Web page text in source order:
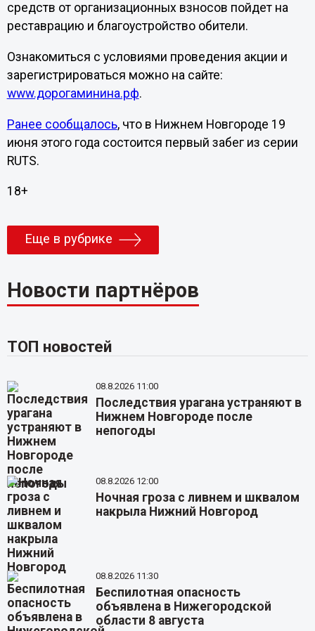
средств от организационных взносов пойдет на
реставрацию и благоустройство обители.
Ознакомиться с условиями проведения акции и
зарегистрироваться можно на сайте:
www.дорогаминина.рф.
Ранее сообщалось, что в Нижнем Новгороде 19
июня этого года состоится первый забег из серии
RUTS.
18+
Еще в рубрике
Новости партнёров
ТОП новостей
08.8.2026 11:00
Последствия урагана устраняют в
Нижнем Новгороде после
непогоды
08.8.2026 12:00
Ночная гроза с ливнем и шквалом
накрыла Нижний Новгород
08.8.2026 11:30
Беспилотная опасность
объявлена в Нижегородской
области 8 августа